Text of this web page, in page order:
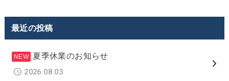
最近の投稿
夏季休業のお知らせ
2026.08.03